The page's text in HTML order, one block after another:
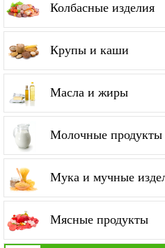
Колбасные изделия
Крупы и каши
Масла и жиры
Молочные продукты
Мука и мучные
Мясные продукты